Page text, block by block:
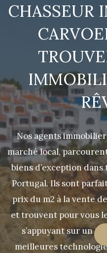
CHASSEUR
Nos agents
marché local,
biens d’exception
Portugal. Ils sont
prix du m2 à la vente
et trouvent pour vous
s’appuyant sur un
meilleures